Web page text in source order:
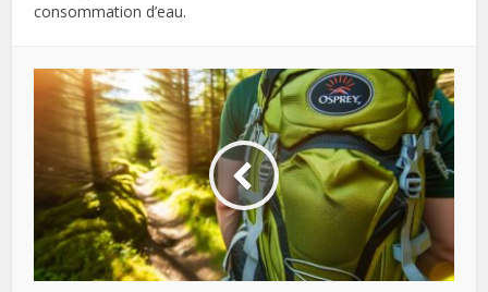
consommation d’eau.